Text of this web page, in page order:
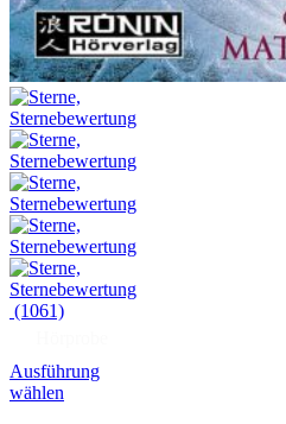
(1061)
Ausführung
wählen